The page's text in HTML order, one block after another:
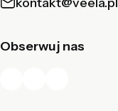
Obserwuj nas